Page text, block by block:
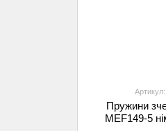
Пружини
MEF149-5